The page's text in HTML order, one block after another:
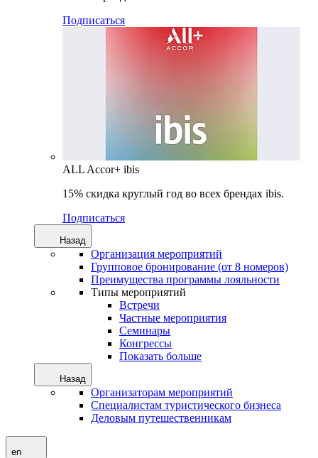
Подписаться
ALL Accor+ ibis
15% скидка круглый год во всех брендах ibis.
Подписаться
Назад
Организация мероприятий
Групповое бронирование (от 8 номеров)
Преимущества программы лояльности
Типы мероприятий
Встречи
Частные мероприятия
Семинары
Конгрессы
Показать больше
Назад
Организаторам мероприятий
Специалистам туристического бизнеса
Деловым путешественникам
en